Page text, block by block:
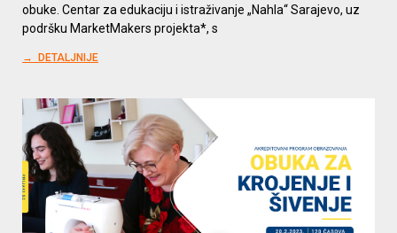
obuke. Centar za edukaciju i istraživanje „Nahla“ Sarajevo, uz
podršku MarketMakers projekta*, s
→ DETALJNIJE